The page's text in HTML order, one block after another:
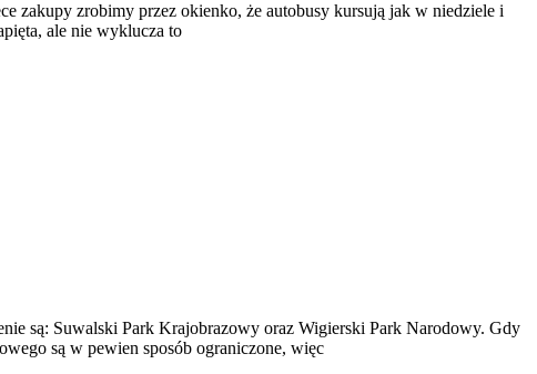
zakupy zrobimy przez okienko, że autobusy kursują jak w niedziele i
ale nie wyklucza to
są: Suwalski Park Krajobrazowy oraz Wigierski Park Narodowy. Gdy
są w pewien sposób ograniczone, więc